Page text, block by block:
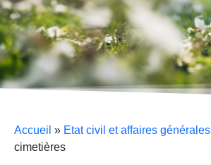
Accueil » Etat civil et affaires générales
cimetières